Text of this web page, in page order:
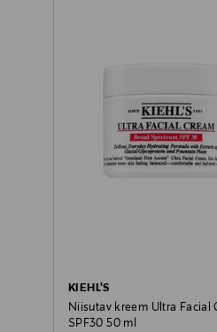
KIEHL'S
Niisutav kreem Ultra Facial
SPF30 50 ml